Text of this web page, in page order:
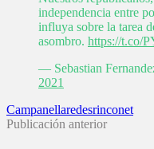
independencia entre
influya sobre la tarea
asombro. https://t.co/
— Sebastian
2021
Campanellaredesrinconet
Publicación anterior